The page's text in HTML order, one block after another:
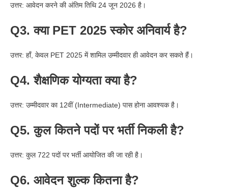
उत्तर: आवेदन करने की अंतिम तिथि 24 जून 2026 है।
Q3. क्या PET 2025 स्कोर अनिवार्य है?
उत्तर: हाँ, केवल PET 2025 में शामिल उम्मीदवार ही आवेदन कर सकते हैं।
Q4. शैक्षणिक योग्यता क्या है?
उत्तर: उम्मीदवार का 12वीं (Intermediate) पास होना आवश्यक है।
Q5. कुल कितने पदों पर भर्ती निकली है?
उत्तर: कुल 722 पदों पर भर्ती आयोजित की जा रही है।
Q6. आवेदन शुल्क कितना है?